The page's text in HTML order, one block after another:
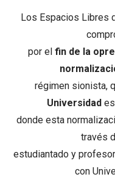
Los Espacios Libres
por el fin de la
régimen sionista,
Universidad
donde esta
través
estudiantado y
con